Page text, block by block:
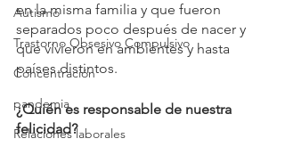
Autismo
Trastorno Obsesivo Compulsivo
Concentración
pandemia
Relaciones laborales
en la misma familia y que fueron
separados poco después de nacer y
que vivieron en ambientes y hasta
países distintos.
¿Quién es responsable de nuestra
felicidad?